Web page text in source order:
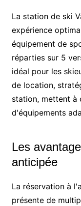
La station de ski
expérience
équipement de
réparties sur 5
idéal pour les
de location,
station, mettent à
d'équipements
Les
anticipée
La réservation à
présente de